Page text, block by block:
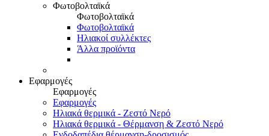
Φωτοβολταϊκά
Φωτοβολταϊκά
Φωτοβολταϊκά
Ηλιακοί συλλέκτες
Άλλα προϊόντα
Εφαρμογές
Εφαρμογές
Εφαρμογές
Ηλιακά θερμικά - Ζεστό Νερό
Ηλιακά θερμικά - Θέρμανση & Ζεστό Νερό